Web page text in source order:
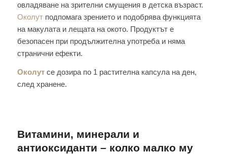
овладяване на зрителни смущения в детска възраст.
Околутподпомага зрението и подобрява функцията
на макулата и лещата на окото. Продуктът е
безопасен при продължителна употреба и няма
странични ефекти.
Околутсе дозира по 1 растителна капсула на ден,
след хранене.
Витамини, минерали и
антиоксиданти – колко малко му